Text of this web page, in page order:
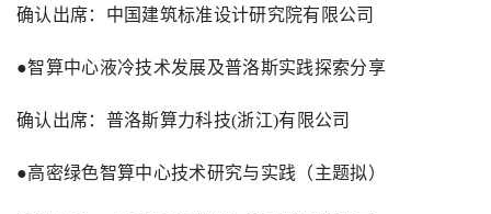
确认出席：中国建筑标准设计研究院有限公司
●智算中心液冷技术发展及普洛斯实践探索分享
确认出席：普洛斯算力科技(浙江)有限公司
●高密绿色智算中心技术研究与实践（主题拟）